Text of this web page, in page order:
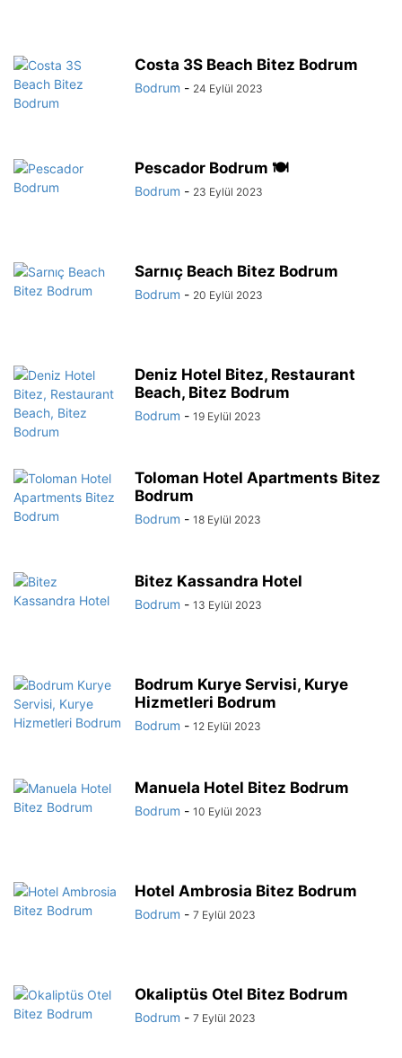
Costa 3S Beach Bitez Bodrum
Bodrum - 24 Eylül 2023
Pescador Bodrum 🍽️
Bodrum - 23 Eylül 2023
Sarnıç Beach Bitez Bodrum
Bodrum - 20 Eylül 2023
Deniz Hotel Bitez, Restaurant
Beach, Bitez Bodrum
Bodrum - 19 Eylül 2023
Toloman Hotel Apartments Bitez
Bodrum
Bodrum - 18 Eylül 2023
Bitez Kassandra Hotel
Bodrum - 13 Eylül 2023
Bodrum Kurye Servisi, Kurye
Hizmetleri Bodrum
Bodrum - 12 Eylül 2023
Manuela Hotel Bitez Bodrum
Bodrum - 10 Eylül 2023
Hotel Ambrosia Bitez Bodrum
Bodrum - 7 Eylül 2023
Okaliptüs Otel Bitez Bodrum
Bodrum - 7 Eylül 2023